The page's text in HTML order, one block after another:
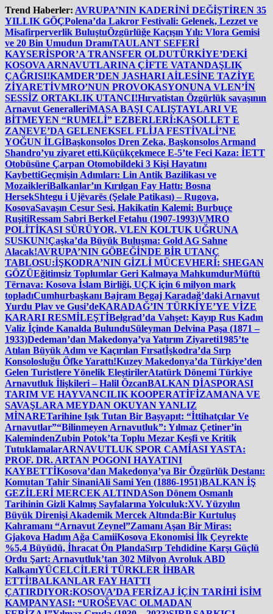
İçeriğe
atla
Trend Haberler: AVRUPA’NIN KADERİNİ DEĞİŞTİREN 35
YILLIK GÖÇPolena’da Lakror Festivali: Gelenek, Lezzet ve
Misafirperverlik BuluştuÖzgürlüğe Kaçışın Yılı: Vlora Gemisi
ve 20 Bin Umudun DramıTAULANT SEFERİ
KAYSERİSPOR’A TRANSFER OLDUTÜRKİYE’DEKİ
KOSOVA ARNAVUTLARINA ÇİFTE VATANDAŞLIK
ÇAĞRISI!KAMDER’DEN JASHARI AİLESİNE TAZİYE
ZİYARETİVMRO’NUN PROVOKASYONUNA VLEN’İN
SESSİZ ORTAKLIK UTANCI!Hırvatistan Özgürlük savaşının
Arnavut GeneralleriMASA BAŞI ÇALIŞTAYLARI VE
BİTMEYEN “RUMELİ” EZBERLERİ:KASOLLET E
ZANEVE’DA GELENEKSEL FLİJA FESTİVALİ’NE
YOĞUN İLGİBaşkonsolos Dren Zeka, Başkonsolos Armand
Shandro’yu ziyaret etti.Küçükçekmece E-5’te Feci Kaza: İETT
Otobüsüne Çarpan Otomobildeki 3 Kişi Hayatını
KaybettiGeçmişin Adımları: Lin Antik Bazilikası ve
MozaikleriBalkanlar’ın Kırılgan Fay Hattı: Bosna
HersekShtegu i Ujëvarës (Şelale Patikası) – Rugova,
KosovaSavaşın Cesur Sesi, Hakikatin Kalemi: Burbuçe
RuşitiRessam Sabri Berkel Fetahu (1907-1993)VMRO
POLİTİKASI SÜRÜYOR, VLEN KOLTUK UĞRUNA
SUSKUN!Çaşka’da Büyük Buluşma: Gold AG Sahne
Alacak!AVRUPA’NIN GÖBEĞİNDE BİR UTANÇ
TABLOSU:İŞKODRA’NIN GİZLİ MÜCEVHERİ: SHEGAN
GÖZÜEğitimsiz Toplumlar Geri Kalmaya MahkumdurMüftü
Tërnava: Kosova İslam Birliği, UÇK için 6 milyon mark
topladıCumhurbaşkanı Bajram Begaj Karadağ’daki Arnavut
Yurdu Plav ve Gusi’deKARADAĞ’IN TÜRKİYE’YE VİZE
KARARI RESMİLEŞTİBelgrad’da Vahşet: Kayıp Rus Kadın
Valiz İçinde Kanalda BulunduSüleyman Delvina Paşa (1871 –
1933)Dedeman’dan Makedonya’ya Yatırım Ziyareti1985’te
Atılan Büyük Adım ve Kaçırılan Fırsatİşkodra’da Sırp
Konsolosluğu Öfke Yarattı!Kuzey Makedonya’da Türkiye’den
Gelen Turistlere Yönelik EleştirilerAtatürk Dönemi Türkiye
Arnavutluk İlişkileri – Halil ÖzcanBALKAN DİASPORASI
TARIM VE HAYVANCILIK KOOPERATİFİZAMANA VE
SAVAŞLARA MEYDAN OKUYAN YANLIZ
MİNARETarihine Işık Tutan Bir Başyapıt: “İttihatçılar Ve
Arnavutlar”“Bilinmeyen Arnavutluk”: Yılmaz Çetiner’in
KalemindenZubin Potok’ta Toplu Mezar Keşfi ve Kritik
TutuklamalarARNAVUTLUK SPOR CAMİASI YASTA:
PROF. DR. ARTAN POGONI HAYATINI
KAYBETTİKosova’dan Makedonya’ya Bir Özgürlük Destanı:
Komutan Tahir SinaniAli Sami Yen (1886-1951)BALKAN İŞ
GEZİLERİ MERCEK ALTINDASon Dönem Osmanlı
Tarihinin Gizli Kalmış Sayfalarına Yolculuk:XV. Yüzyılın
Büyük Direnişi Akademik Mercek Altında:Bir Kurtuluş
Kahramanı “Arnavut Zeynel”Zamanı Aşan Bir Miras:
Gjakova Hadım Ağa CamiiKosova Ekonomisi İlk Çeyrekte
%5,4 Büyüdü, İhracat Ön PlandaSırp Tehdidine Karşı Güçlü
Ordu Şart: Arnavutluk’tan 302 Milyon Avroluk ABD
KalkanıYÜCELCİLERİ TÜRKLER İHBAR
ETTİ!BALKANLAR FAY HATTI
ÇATIRDIYOR:KOSOVA’DA FERİZAJ İÇİN TARİHİ İSİM
KAMPANYASI: “UROŠEVAC OLMADAN